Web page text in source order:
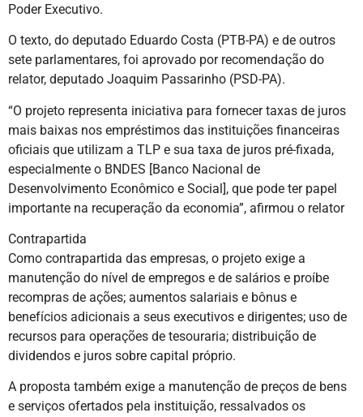
Poder Executivo.
O texto, do deputado Eduardo Costa (PTB-PA) e de outros
sete parlamentares, foi aprovado por recomendação do
relator, deputado Joaquim Passarinho (PSD-PA).
“O projeto representa iniciativa para fornecer taxas de juros
mais baixas nos empréstimos das instituições financeiras
oficiais que utilizam a TLP e sua taxa de juros pré-fixada,
especialmente o BNDES [Banco Nacional de
Desenvolvimento Econômico e Social], que pode ter papel
importante na recuperação da economia”, afirmou o relator
Contrapartida
Como contrapartida das empresas, o projeto exige a
manutenção do nível de empregos e de salários e proíbe
recompras de ações; aumentos salariais e bônus e
benefícios adicionais a seus executivos e dirigentes; uso de
recursos para operações de tesouraria; distribuição de
dividendos e juros sobre capital próprio.
A proposta também exige a manutenção de preços de bens
e serviços ofertados pela instituição, ressalvados os